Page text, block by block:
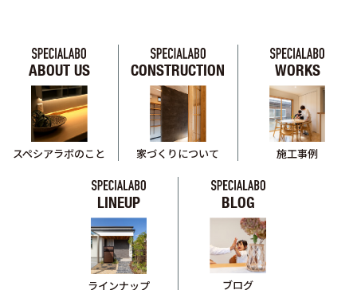
ABOUT US
スペシアラボのこと
CONSTRUCTION
家づくりについて
WORKS
施工事例
LINEUP
ラインナップ
BLOG
ブログ